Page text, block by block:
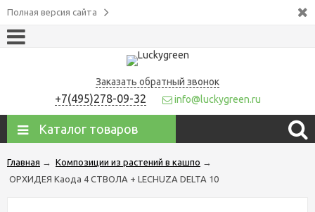
Полная версия сайта
Заказать обратный звонок
+7(495)278-09-32 info@luckygreen.ru
Каталог товаров
Главная → Композиции из растений в кашпо →
ОРХИДЕЯ Каода 4 СТВОЛА + LECHUZA DELTA 10